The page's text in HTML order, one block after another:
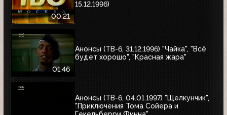
00:21
15.12.1996)
01:46
Анонсы (ТВ-6, 31.12.1996) "Чайка", "Всё
будет хорошо", "Красная жара"
Анонсы (ТВ-6, 04.01.1997) "Щелкунчик",
"Приключения Тома Сойера и